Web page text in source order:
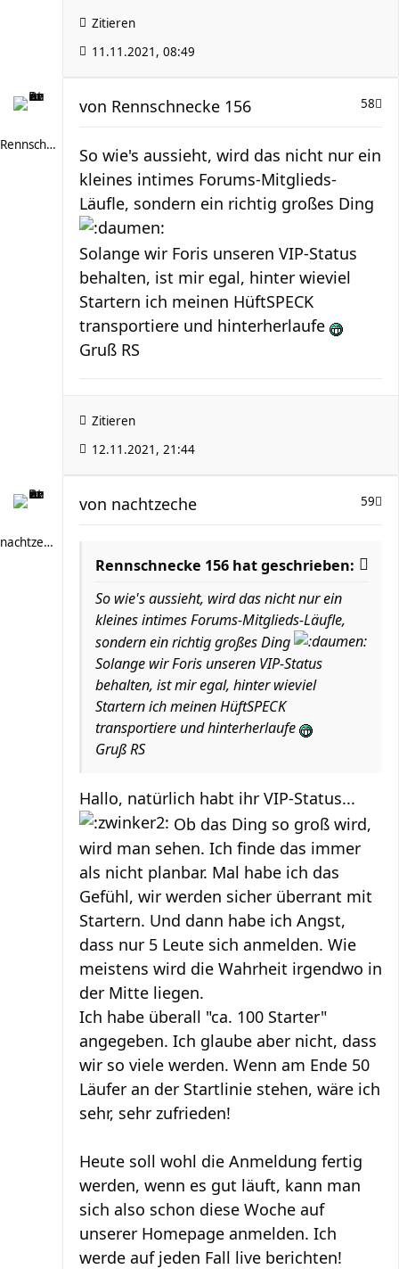
Zitieren
11.11.2021, 08:49
Rennschnecke 156
58
von Rennschnecke 156
So wie's aussieht, wird das nicht nur ein
kleines intimes Forums-Mitglieds-
Läufle, sondern ein richtig großes Ding
Solange wir Foris unseren VIP-Status
behalten, ist mir egal, hinter wieviel
Startern ich meinen HüftSPECK
transportiere und hinterherlaufe
Gruß RS
Zitieren
12.11.2021, 21:44
nachtzeche
59
von nachtzeche
Rennschnecke 156 hat geschrieben:
So wie's aussieht, wird das nicht nur ein
kleines intimes Forums-Mitglieds-Läufle,
sondern ein richtig großes Ding
Solange wir Foris unseren VIP-Status
behalten, ist mir egal, hinter wieviel
Startern ich meinen HüftSPECK
transportiere und hinterherlaufe
Gruß RS
Hallo, natürlich habt ihr VIP-Status...
Ob das Ding so groß wird,
wird man sehen. Ich finde das immer
als nicht planbar. Mal habe ich das
Gefühl, wir werden sicher überrant mit
Startern. Und dann habe ich Angst,
dass nur 5 Leute sich anmelden. Wie
meistens wird die Wahrheit irgendwo in
der Mitte liegen.
Ich habe überall "ca. 100 Starter"
angegeben. Ich glaube aber nicht, dass
wir so viele werden. Wenn am Ende 50
Läufer an der Startlinie stehen, wäre ich
sehr, sehr zufrieden!
Heute soll wohl die Anmeldung fertig
werden, wenn es gut läuft, kann man
sich also schon diese Woche auf
unserer Homepage anmelden. Ich
werde auf jeden Fall live berichten!